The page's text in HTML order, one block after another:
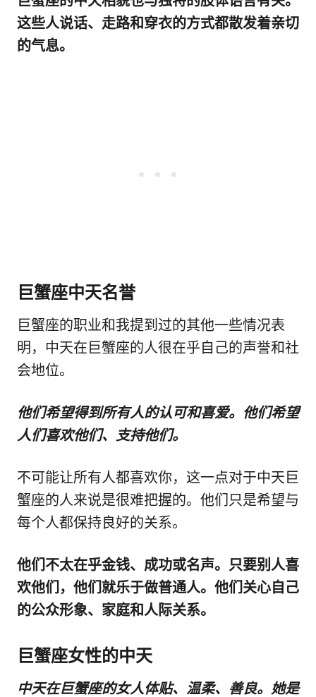
这些人说话、走路和穿衣的方式都散发着亲切
的气息。
巨蟹座中天名誉
巨蟹座的职业和我提到过的其他一些情况表
明，中天在巨蟹座的人很在乎自己的声誉和社
会地位。
他们希望得到所有人的认可和喜爱。他们希望
人们喜欢他们、支持他们。
不可能让所有人都喜欢你，这一点对于中天巨
蟹座的人来说是很难把握的。他们只是希望与
每个人都保持良好的关系。
他们不太在乎金钱、成功或名声。只要别人喜
欢他们，他们就乐于做普通人。他们关心自己
的公众形象、家庭和人际关系。
巨蟹座女性的中天
中天在巨蟹座的女人体贴、温柔、善良。她是